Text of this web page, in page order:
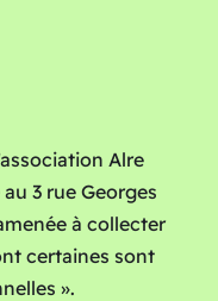
Alre
3 rue Georges
à collecter
certaines sont
».